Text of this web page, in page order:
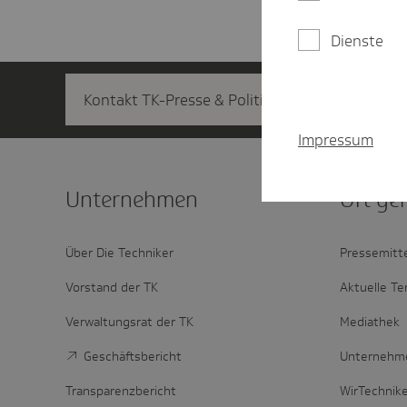
Kontakt TK-Presse & Politik
Unter­nehmen
Über Die Techniker
Vorstand der TK
Verwaltungsrat der TK
Geschäftsbericht
Transparenzbericht
Oft
Aktuelle
Mediathek
Dienste
Impressum